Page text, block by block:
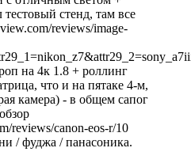
стенд, там все
reviews/image-
на 4к 1.8 + роллинг
что и на пятаке 4-м,
камера) - в общем сапог
reviews/canon-eos-r/10
/ фуджа / панасоника.